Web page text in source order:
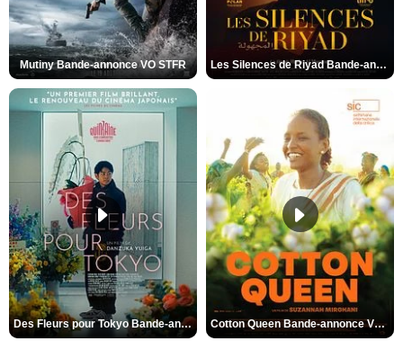
Mutiny Bande-annonce VO STFR Les Silences de Riyad Bande-annonce VO STFR
Des Fleurs pour Tokyo Bande-annonce VO STFR Cotton Queen Bande-annonce VO STFR